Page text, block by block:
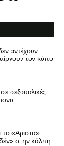
αντέχουν
τον κόπο
σεξουαλικές
το «Άριστα»
στην κάλπη